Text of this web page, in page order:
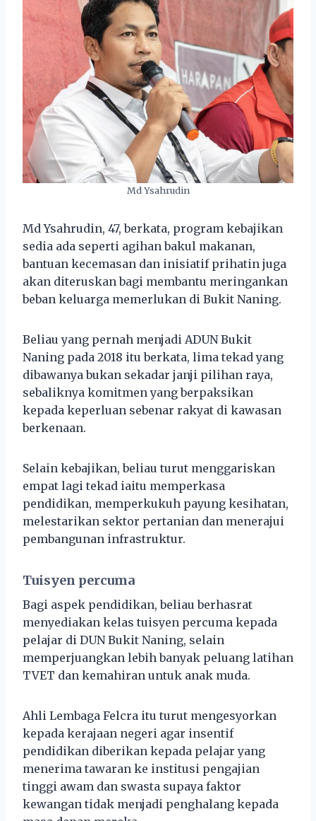
Md Ysahrudin
Md Ysahrudin, 47, berkata, program kebajikan
sedia ada seperti agihan bakul makanan,
bantuan kecemasan dan inisiatif prihatin juga
akan diteruskan bagi membantu meringankan
beban keluarga memerlukan di Bukit Naning.
Beliau yang pernah menjadi ADUN Bukit
Naning pada 2018 itu berkata, lima tekad yang
dibawanya bukan sekadar janji pilihan raya,
sebaliknya komitmen yang berpaksikan
kepada keperluan sebenar rakyat di kawasan
berkenaan.
Selain kebajikan, beliau turut menggariskan
empat lagi tekad iaitu memperkasa
pendidikan, memperkukuh payung kesihatan,
melestarikan sektor pertanian dan menerajui
pembangunan infrastruktur.
Tuisyen percuma
Bagi aspek pendidikan, beliau berhasrat
menyediakan kelas tuisyen percuma kepada
pelajar di DUN Bukit Naning, selain
memperjuangkan lebih banyak peluang latihan
TVET dan kemahiran untuk anak muda.
Ahli Lembaga Felcra itu turut mengesyorkan
kepada kerajaan negeri agar insentif
pendidikan diberikan kepada pelajar yang
menerima tawaran ke institusi pengajian
tinggi awam dan swasta supaya faktor
kewangan tidak menjadi penghalang kepada